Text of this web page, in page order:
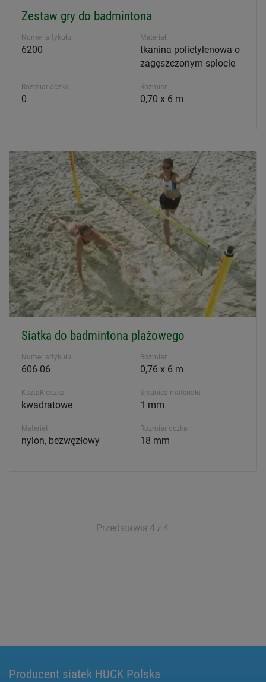
Zestaw gry do badmintona
Numer artykułu
6200
Materiał
tkanina polietylenowa o
zagęszczonym splocie
Rozmiar oczka
0
Rozmiar
0,70 x 6 m
Siatka do badmintona plażowego
Numer artykułu
606-06
Rozmiar
0,76 x 6 m
Kształt oczka
kwadratowe
Średnica materiału
1 mm
Materiał
nylon, bezwęzłowy
Rozmiar oczka
18 mm
Przedstawia 4 z 4
Producent siatek HUCK Polska